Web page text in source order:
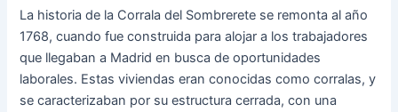
La historia de la Corrala del Sombrerete se remonta al año
1768, cuando fue construida para alojar a los trabajadores
que llegaban a Madrid en busca de oportunidades
laborales. Estas viviendas eran conocidas como corralas, y
se caracterizaban por su estructura cerrada, con una